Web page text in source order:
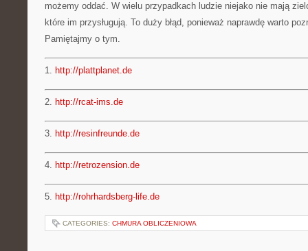
możemy oddać. W wielu przypadkach ludzie niejako nie mają
które im przysługują. To duży błąd, ponieważ naprawdę warto
Pamiętajmy o tym.
1. http://plattplanet.de
2. http://rcat-ims.de
3. http://resinfreunde.de
4. http://retrozension.de
5. http://rohrhardsberg-life.de
CATEGORIES: CHMURA OBLICZENIOWA